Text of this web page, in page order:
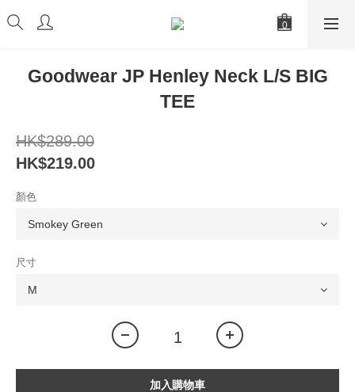
Goodwear JP Henley Neck L/S BIG
TEE
HK$289.00
HK$219.00
顏色
尺寸
加入購物車